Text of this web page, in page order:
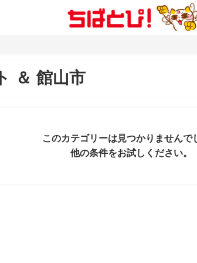
＆ 館山市
このカテゴリーは見つかりませんで
他の条件をお試しください。